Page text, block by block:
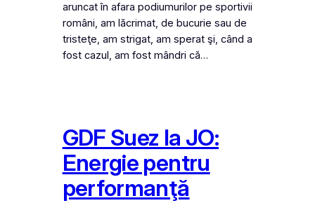
aruncat în afara podiumurilor pe sportivii
români, am lăcrimat, de bucurie sau de
tristeţe, am strigat, am sperat şi, când a
fost cazul, am fost mândri că…
GDF Suez la JO:
Energie pentru
performanţă